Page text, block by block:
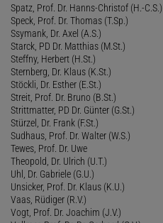
Spatz, Prof. Dr. Hanns-Christof (H.-C.S.)
Speck, Prof. Dr. Thomas (T.Sp.)
Ssymank, Dr. Axel (A.S.)
Starck, PD Dr. Matthias (M.St.)
Steffny, Herbert (H.St.)
Sternberg, Dr. Klaus (K.St.)
Stöckli, Dr. Esther (E.St.)
Streit, Prof. Dr. Bruno (B.St.)
Strittmatter, PD Dr. Günter (G.St.)
Stürzel, Dr. Frank (F.St.)
Sudhaus, Prof. Dr. Walter (W.S.)
Tewes, Prof. Dr. Uwe
Theopold, Dr. Ulrich (U.T.)
Uhl, Dr. Gabriele (G.U.)
Unsicker, Prof. Dr. Klaus (K.U.)
Vaas, Rüdiger (R.V.)
Vogt, Prof. Dr. Joachim (J.V.)